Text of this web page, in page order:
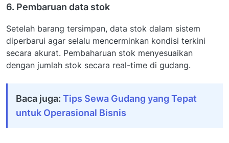
6. Pembaruan data stok
Setelah barang tersimpan, data stok dalam sistem
diperbarui agar selalu mencerminkan kondisi terkini
secara akurat. Pembaharuan stok menyesuaikan
dengan jumlah stok secara real-time di gudang.
Baca juga: Tips Sewa Gudang yang Tepat
untuk Operasional Bisnis